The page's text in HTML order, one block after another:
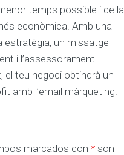
temps possible i de la
econòmica. Amb una
estratègia, un missatge
i l’assessorament
el teu negoci obtindrà un
amb l’email màrqueting.
marcados con * son